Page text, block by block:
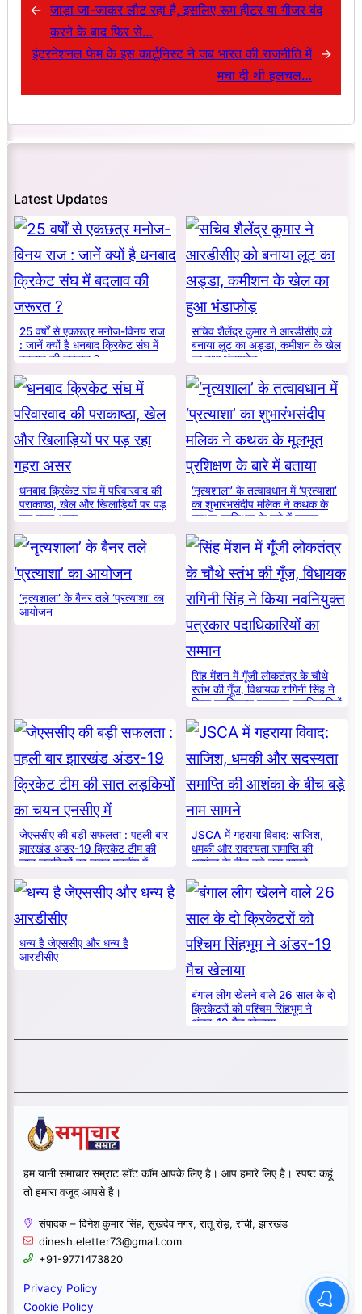
← जाड़ा जा-जाकर लौट रहा है, इसलिए रूम हीटर या गीजर बंद
करने के बाद फिर से…
इंटरनेशनल फेम के इस कार्टूनिस्ट ने जब भारत की राजनीति में
मचा दी थी हलचल…
→
Latest Updates
25 वर्षों से एकछत्र मनोज-विनय राज
: जानें क्यों है धनबाद क्रिकेट संघ में
बदलाव की जरूरत ?
सचिव शैलेंद्र कुमार ने आरडीसीए को
बनाया लूट का अड्डा, कमीशन के खेल
का हुआ भंडाफोड़
धनबाद क्रिकेट संघ में परिवारवाद की
पराकाष्ठा, खेल और खिलाड़ियों पर पड़
रहा गहरा असर
‘नृत्यशाला’ के तत्वावधान में ‘प्रत्याशा’
का शुभारंभसंदीप मलिक ने कथक के
मूलभूत प्रशिक्षण के बारे में बताया
‘नृत्यशाला’ के बैनर तले ‘प्रत्याशा’ का
आयोजन
सिंह मेंशन में गूँजी लोकतंत्र के चौथे
स्तंभ की गूँज, विधायक रागिनी सिंह ने
किया नवनियुक्त पत्रकार पदाधिकारियों
का सम्मान
जेएससीए की बड़ी सफलता : पहली बार
झारखंड अंडर-19 क्रिकेट टीम की
सात लड़कियों का चयन एनसीए में
JSCA में गहराया विवाद: साजिश,
धमकी और सदस्यता समाप्ति की
आशंका के बीच बड़े नाम सामने
धन्य है जेएससीए और धन्य है
आरडीसीए
बंगाल लीग खेलने वाले 26 साल के दो
क्रिकेटरों को पश्चिम सिंहभूम ने
अंडर-19 मैच खेलाया
हम यानी समाचार सम्राट डॉट कॉम आपके लिए है। आप हमारे लिए हैं। स्पष्ट कहूं
तो हमारा वजूद आपसे है।
संपादक – दिनेश कुमार सिंह, सुखदेव नगर, रातू रोड़, रांची, झारखंड
dinesh.eletter73@gmail.com
+91-9771473820
Privacy Policy
Cookie Policy